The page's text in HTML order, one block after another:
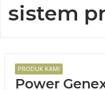
sistem
PRODUK KAMI
Power